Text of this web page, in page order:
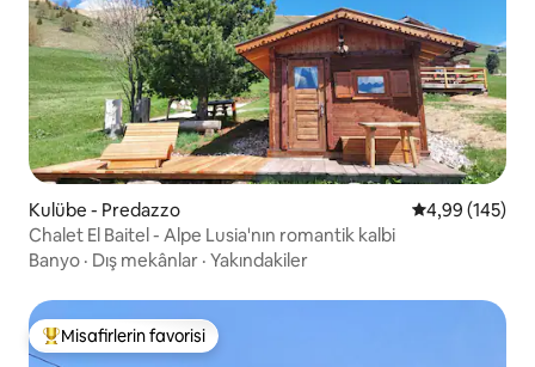
Kulübe - Predazzo 5 üzerinden
4,99 (145)
Chalet El Baitel - Alpe Lusia'nın romantik kalbi
Banyo · Dış mekânlar · Yakındakiler
Misafirlerin favorilerinden en beğenilenler arasında
Misafirlerin favorisi